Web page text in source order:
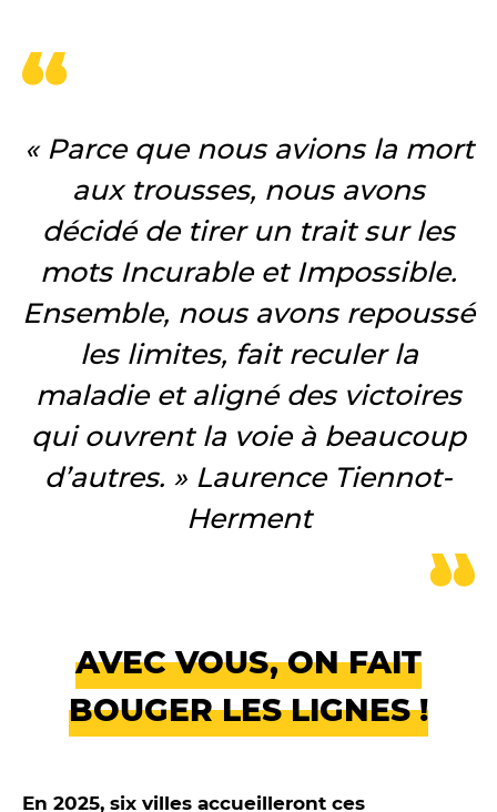
« Parce que nous avions la mort
aux trousses, nous avons
décidé de tirer un trait sur les
mots Incurable et Impossible.
Ensemble, nous avons repoussé
les limites, fait reculer la
maladie et aligné des victoires
qui ouvrent la voie à beaucoup
d’autres. » Laurence Tiennot-
Herment
AVEC VOUS, ON FAIT
BOUGER LES LIGNES !
En 2025, six villes accueilleront ces